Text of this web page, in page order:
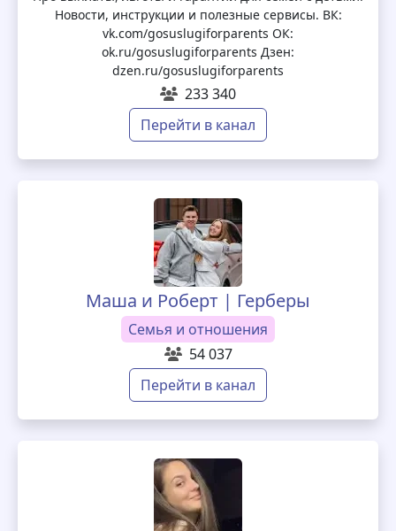
Новости, инструкции и полезные сервисы. ВК:
vk.com/gosuslugiforparents ОК:
ok.ru/gosuslugiforparents Дзен:
dzen.ru/gosuslugiforparents
233 340
Перейти в канал
Маша и Роберт | Герберы
Семья и отношения
54 037
Перейти в канал